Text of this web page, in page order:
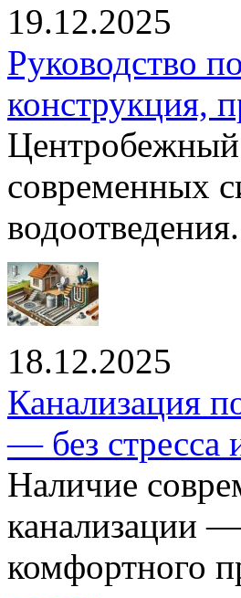
19.12.2025
Руководство
конструкция,
современных
18.12.2025
Канализация
— без стресса
Наличие
канализации
комфортного